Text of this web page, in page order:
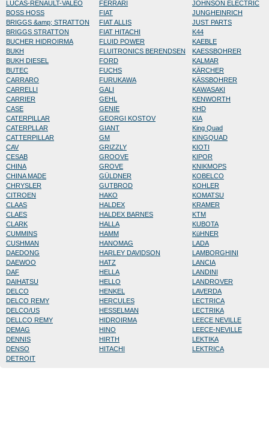
LUCAS-RENAULT-VALEO
BOSS HOSS
BRIGGS &amp; STRATTON
BRIGGS STRATTON
BUCHER HIDROIRMA
BUKH
BUKH DIESEL
BUTEC
CARRARO
CARRELLI
CARRIER
CASE
CATERPILLAR
CATERPLLAR
CATTERPILLAR
CAV
CESAB
CHINA
CHINA MADE
CHRYSLER
CITROEN
CLAAS
CLAES
CLARK
CUMMINS
CUSHMAN
DAEDONG
DAEWOO
DAF
DAIHATSU
DELCO
DELCO REMY
DELCO/US
DELLCO REMY
DEMAG
DENNIS
DENSO
DETROIT
FERRARI
FIAT
FIAT ALLIS
FIAT HITACHI
FLUID POWER
FLUITRONICS BERENDSEN
FORD
FUCHS
FURUKAWA
GALI
GEHL
GENIE
GEORGI KOSTOV
GIANT
GM
GRIZZLY
GROOVE
GROVE
GÜLDNER
GUTBROD
HAKO
HALDEX
HALDEX BARNES
HALLA
HAMM
HANOMAG
HARLEY DAVIDSON
HATZ
HELLA
HELLO
HENKEL
HERCULES
HESSELMAN
HIDROIRMA
HINO
HIRTH
HITACHI
JOHNSON ELECTRIC
JUNGHEINRICH
JUST PARTS
K44
KAEBLE
KAESSBOHRER
KALMAR
KÄRCHER
KÄSSBOHRER
KAWASAKI
KENWORTH
KHD
KIA
King Quad
KINGQUAD
KIOTI
KIPOR
KNIKMOPS
KOBELCO
KOHLER
KOMATSU
KRAMER
KTM
KUBOTA
KüHNER
LADA
LAMBORGHINI
LANCIA
LANDINI
LANDROVER
LAVERDA
LECTRICA
LECTRIKA
LEECE NEVILLE
LEECE-NEVILLE
LEKTIKA
LEKTRICA